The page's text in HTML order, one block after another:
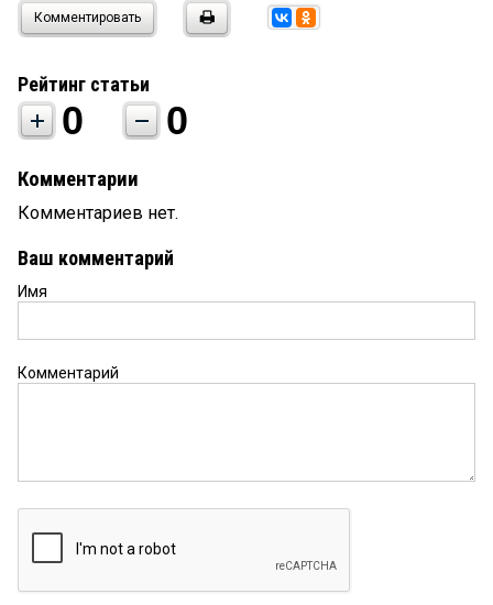
Комментировать
Рейтинг статьи
0 0
Комментарии
Комментариев нет.
Ваш комментарий
Имя
Комментарий